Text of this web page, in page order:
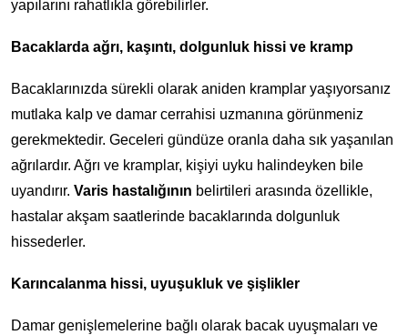
yapılarını rahatlıkla görebilirler.
Bacaklarda ağrı, kaşıntı, dolgunluk hissi ve kramp
Bacaklarınızda sürekli olarak aniden kramplar yaşıyorsanız
mutlaka kalp ve damar cerrahisi uzmanına görünmeniz
gerekmektedir. Geceleri gündüze oranla daha sık yaşanılan
ağrılardır. Ağrı ve kramplar, kişiyi uyku halindeyken bile
uyandırır. Varis hastalığının belirtileri arasında özellikle,
hastalar akşam saatlerinde bacaklarında dolgunluk
hissederler.
Karıncalanma hissi, uyuşukluk ve şişlikler
Damar genişlemelerine bağlı olarak bacak uyuşmaları ve